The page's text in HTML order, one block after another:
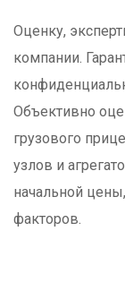
Оценку,
компании.
Объективно
грузового
узлов и
начальной
факторов.